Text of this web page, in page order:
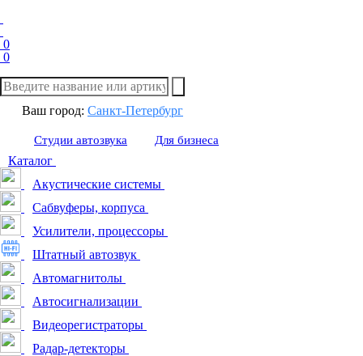
0
0
Ваш город: Санкт-Петербург
Студии автозвука Для бизнеса
Каталог
Акустические системы
Сабвуферы, корпуса
Усилители, процессоры
Штатный автозвук
Автомагнитолы
Автосигнализации
Видеорегистраторы
Радар-детекторы